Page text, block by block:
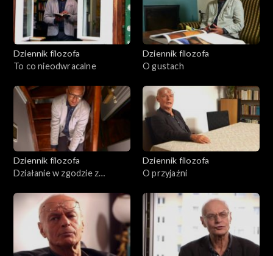
Dziennik filozofa
To co nieodwracalne
Dziennik filozofa
O gustach
Dziennik filozofa
Działanie w zgodzie z
Dziennik filozofa
O przyjaźni